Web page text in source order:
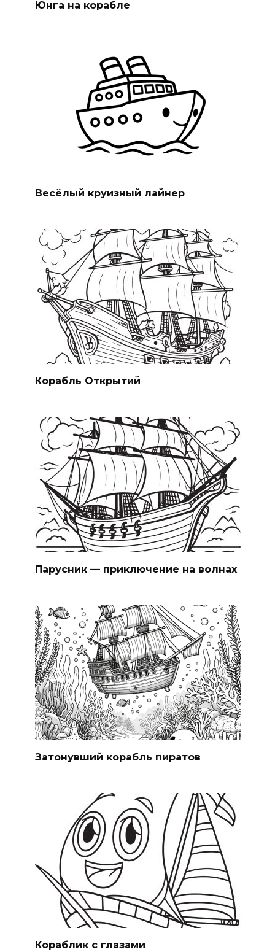
Юнга на корабле
Весёлый круизный лайнер
Корабль Открытий
Парусник — приключение на волнах
Затонувший корабль пиратов
Кораблик с глазами